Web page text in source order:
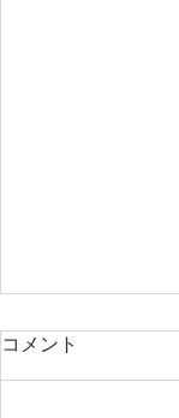
コメント